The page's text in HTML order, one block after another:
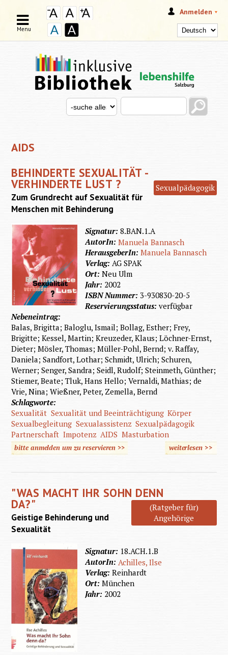
Anmelden
SUCHFORMULAR
Search this site
Search for
Menu
AIDS
BEHINDERTE SEXUALITÄT -
VERHINDERTE LUST ? Sexualpädagogik
Zum Grundrecht auf Sexualität für
Menschen mit Behinderung
Signatur:8.BAN.1.A
AutorIn:Manuela Bannasch
HerausgeberIn:Manuela Bannasch
Verlag:AG SPAK
Ort:Neu Ulm
Jahr: 2002
ISBN Nummer: 3-930830-20-5
Reservierungsstatus:verfügbar
Nebeneintrag:
Balas, Brigitta; Baloglu, Ismail; Bollag, Esther; Frey,
Brigitte; Kessel, Martin; Kreuzeder, Klaus; Löchner-Ernst,
Dieter; Mösler, Thomas; Müller-Pohl, Bernd; v. Raffay,
Daniela; Sandfort, Lothar; Schmidt, Ulrich; Schuren,
Werner; Senger, Sandra; Seidl, Rudolf; Steinmeth, Günther;
Stiemer, Beate; Tluk, Hans Hello; Vernaldi, Mathias; de
Vrie, Nina; Wießner, Peter, Zemella, Bernd
Schlagworte:
Sexualität Sexualität und Beeinträchtigung Körper
Sexualbegleitung Sexualassistenz Sexualpädagogik
Partnerschaft Impotenz AIDS Masturbation
bitte anmelden um zu reservieren >> weiterlesen
Lust
>>
"WAS MACHT IHR SOHN DENN
DA?"
(Ratgeber für)
Angehörige
Geistige Behinderung und
Sexualität
Signatur: 18.ACH.1.B
AutorIn: Achilles, Ilse
Verlag:Reinhardt
Ort:München
Jahr: 2002